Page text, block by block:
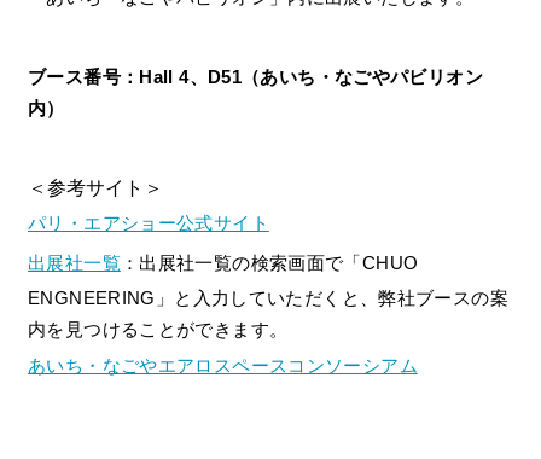
ブース番号：Hall 4、D51（あいち・なごやパビリオン
内）
＜参考サイト＞
パリ・エアショー公式サイト
出展社一覧：出展社一覧の検索画面で「CHUO
ENGNEERING」と入力していただくと、弊社ブースの案
内を見つけることができます。
あいち・なごやエアロスペースコンソーシアム